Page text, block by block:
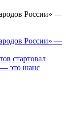
России» —
России» —
стартовал
— это шанс